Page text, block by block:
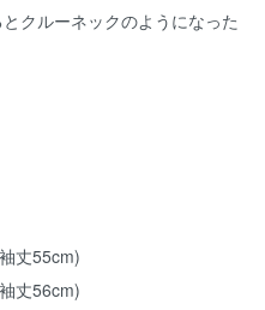
クルーネックのようになった
丈55cm)
丈56cm)